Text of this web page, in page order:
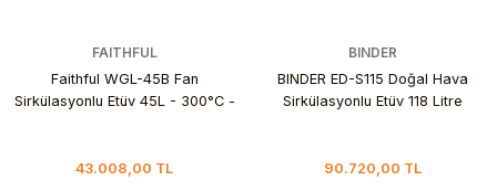
FAITHFUL
Faithful WGL-45B Fan
Sirkülasyonlu Etüv 45L - 300°C -
43.008,00 TL
BINDER
BINDER ED-S115 Doğal Hava
Sirkülasyonlu Etüv 118 Litre
90.720,00 TL